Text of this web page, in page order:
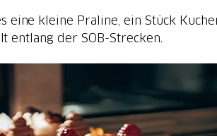
eine kleine Praline, ein Stück